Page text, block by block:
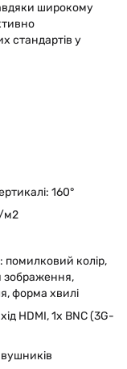
широкому
стандартів у
160°
м2
колір,
зображення,
форма хвилі
HDMI, 1x BNC (3G-